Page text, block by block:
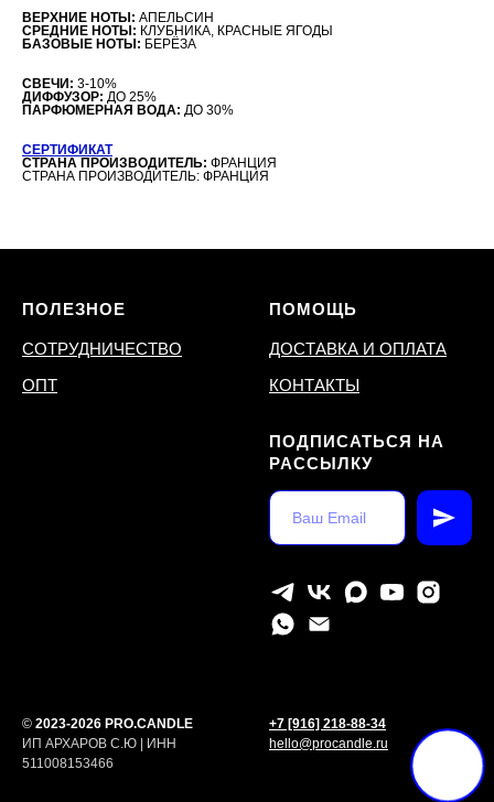
ВЕРХНИЕ НОТЫ: АПЕЛЬСИН
СРЕДНИЕ НОТЫ: КЛУБНИКА, КРАСНЫЕ ЯГОДЫ
БАЗОВЫЕ НОТЫ: БЕРЁЗА
СВЕЧИ: 3-10%
ДИФФУЗОР: ДО 25%
ПАРФЮМЕРНАЯ ВОДА: ДО 30%
СЕРТИФИКАТ
СТРАНА ПРОИЗВОДИТЕЛЬ: ФРАНЦИЯ
СТРАНА ПРОИЗВОДИТЕЛЬ: ФРАНЦИЯ
ПОЛЕЗНОЕ
СОТРУДНИЧЕСТВО
ОПТ
ПОМОЩЬ
ДОСТАВКА И ОПЛАТА
КОНТАКТЫ
ПОДПИСАТЬСЯ НА
РАССЫЛКУ
© 2023-2026 PRO.CANDLE
ИП АРХАРОВ С.Ю | ИНН
511008153466
+7 [916] 218-88-34
hello@procandle.ru